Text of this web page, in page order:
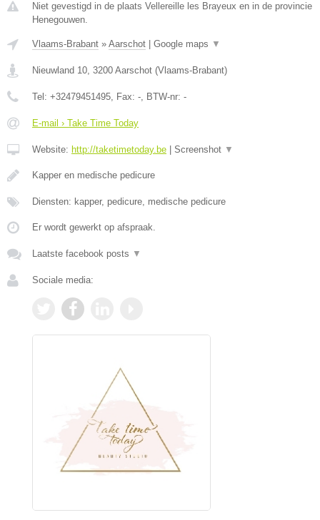
Niet gevestigd in de plaats Vellereille les Brayeux en in de provincie
Henegouwen.
Vlaams-Brabant » Aarschot Google maps ▼
Nieuwland 10, 3200 Aarschot (Vlaams-Brabant)
Tel: +32479451495, Fax: -, BTW-nr: -
E-mail › Take Time Today
Website: http://taketimetoday.be Screenshot ▼
Kapper en medische pedicure
Diensten: kapper, pedicure, medische pedicure
Er wordt gewerkt op afspraak.
Laatste facebook posts ▼
Sociale media: